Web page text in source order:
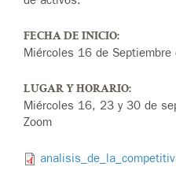
FECHA DE INICIO:
Miércoles 16 de
LUGAR Y HORARIO:
Miércoles 16, 23 y 30 de
Zoom